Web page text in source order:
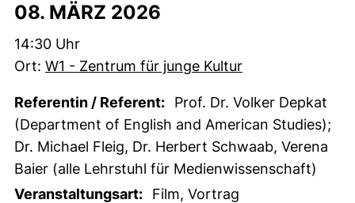
08. MÄRZ 2026
Zeit:
14:30 Uhr
Ort: W1 - Zentrum für junge Kultur
Referentin / Referent:
Prof. Dr. Volker Depkat
(Department of English and American Studies);
Dr. Michael Fleig, Dr. Herbert Schwaab, Verena
Baier (alle Lehrstuhl für Medienwissenschaft)
Veranstaltungsart:
Film, Vortrag